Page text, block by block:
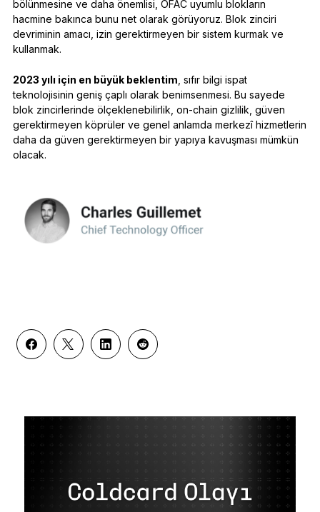
bölünmesine ve daha önemlisi, OFAC uyumlu blokların
hacmine bakınca bunu net olarak görüyoruz. Blok zinciri
devriminin amacı, izin gerektirmeyen bir sistem kurmak ve
kullanmak.
2023 yılı için en büyük beklentim , sıfır bilgi ispat
teknolojisinin geniş çaplı olarak benimsenmesi. Bu sayede
blok zincirlerinde ölçeklenebilirlik, on-chain gizlilik, güven
gerektirmeyen köprüler ve genel anlamda merkezî hizmetlerin
daha da güven gerektirmeyen bir yapıya kavuşması mümkün
olacak.